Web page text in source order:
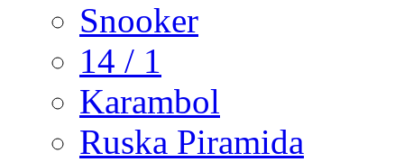
Snooker
14 / 1
Karambol
Ruska Piramida